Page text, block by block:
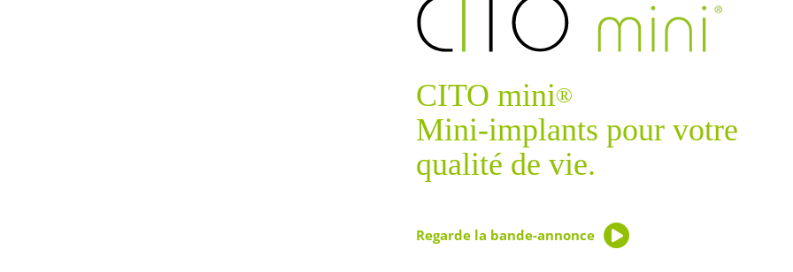
CITO mini®
Mini-implants pour votre
qualité de vie.
Regarde la bande-annonce